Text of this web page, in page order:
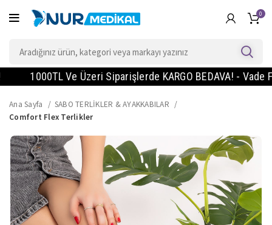
0
1000TL Ve Üzeri Siparişlerde KARGO BEDAVA! - Vade
Ana Sayfa
SABO TERLİKLER & AYAKKABILAR
Comfort Flex Terlikler